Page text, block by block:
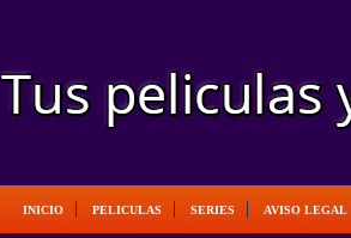
INICIO PELICULAS SERIES AVISO LEGAL